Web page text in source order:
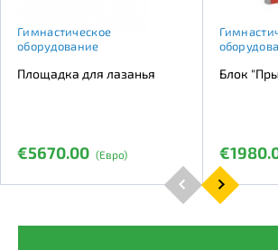
Гимнастическое
оборудование
Площадка для лазанья
€5670.00 (Евро)
Блок